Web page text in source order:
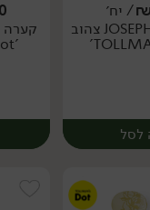
₪/ יח׳
מגש עגול JOSEPHINE צהוב
לסל
'TOLLMAN's Dot'